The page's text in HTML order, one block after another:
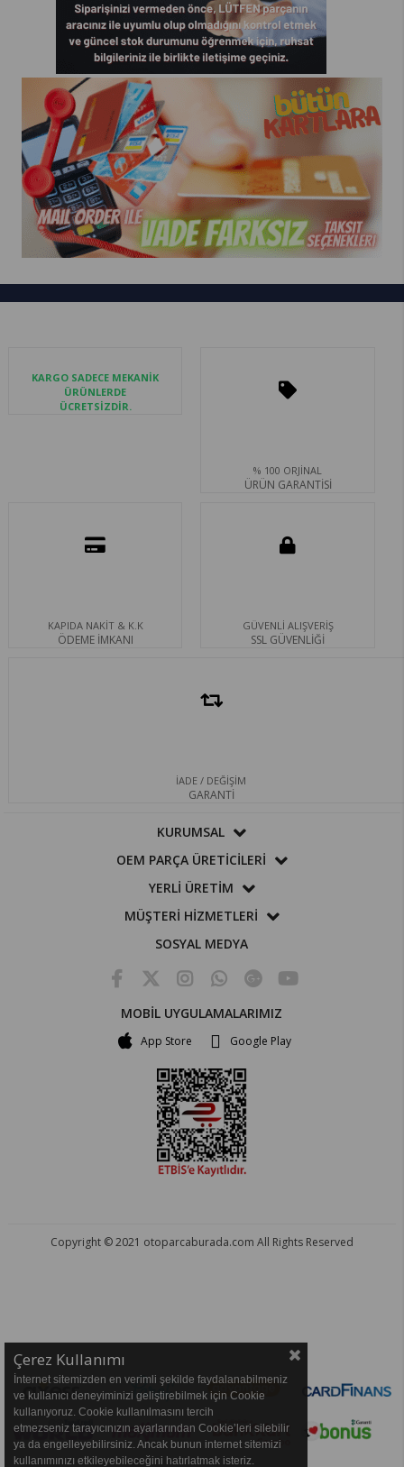
KARGO SADECE MEKANİK
ÜRÜNLERDE
ÜCRETSİZDİR.
% 100 ORJİNAL
ÜRÜN GARANTİSİ
KAPIDA NAKİT & K.K
ÖDEME İMKANI
GÜVENLİ ALIŞVERİŞ
SSL GÜVENLİĞİ
İADE / DEĞİŞİM
GARANTİ
KURUMSAL
OEM PARÇA ÜRETİCİLERİ
YERLİ ÜRETİM
MÜŞTERİ HİZMETLERİ
SOSYAL MEDYA
MOBİL UYGULAMALARIMIZ
App Store Google Play
Copyright © 2021 otoparcaburada.com All Rights Reserved
Çerez Kullanımı
İnternet sitemizden en verimli şekilde faydalanabilmeniz
ve kullanıcı deneyiminizi geliştirebilmek için Cookie
kullanıyoruz. Cookie kullanılmasını tercih
etmezseniz tarayıcınızın ayarlarından Cookie’leri silebilir
ya da engelleyebilirsiniz. Ancak bunun internet sitemizi
kullanımınızı etkileyebileceğini hatırlatmak isteriz.